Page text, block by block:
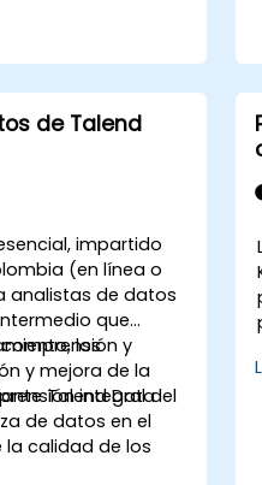
de Talend
impartido
(en línea o
analistas de datos
que
y
y mejora de la
Talend Data
los
integral del
de datos en el
calidad de los